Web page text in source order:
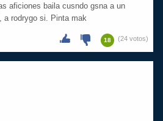
aficiones baila cusndo gsna a un
a rodrygo si. Pinta mak
18 (24 votos)